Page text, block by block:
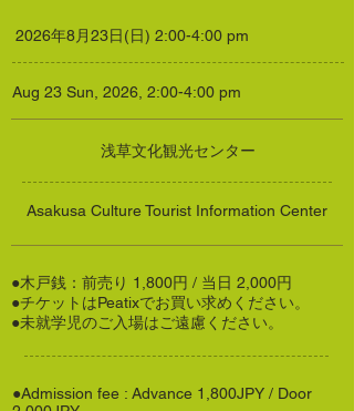
2026年8月23日(日) 2:00-4:00 pm
Aug 23 Sun, 2026, 2:00-4:00 pm
浅草文化観光センター
Asakusa Culture Tourist Information Center
●木戸銭：前売り 1,800円 / 当日 2,000円
●チケットはPeatixでお買い求めください。
●未就学児のご入場はご遠慮ください。
●Admission fee : Advance 1,800JPY / Door